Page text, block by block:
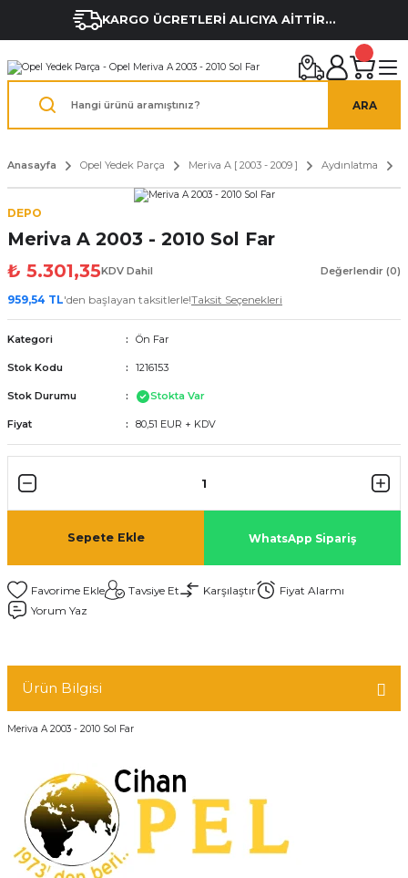
KARGO ÜCRETLERİ ALICIYA AİTTİR...
ARA
Anasayfa Opel Yedek Parça Meriva A [ 2003 - 2009 ] Aydınlatma
DEPO
Meriva A 2003 - 2010 Sol Far
₺ 5.301,35KDV Dahil Değerlendir (0)
959,54 TL'den başlayan taksitlerle!Taksit Seçenekleri
Kategori Ön Far
Stok Kodu 1216153
Stok Durumu Stokta Var
Fiyat 80,51 EUR + KDV
Sepete Ekle WhatsApp Sipariş
Tavsiye Et Karşılaştır
Fiyat Alarmı
Yorum Yaz
Ürün Bilgisi
Meriva A 2003 - 2010 Sol Far